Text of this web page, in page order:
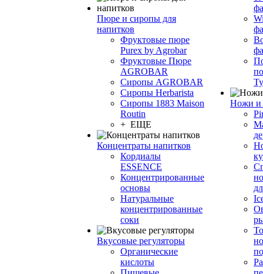
Пюре и сиропы для
напитков
Фруктовые пюре
Purex by Agrobar
Фруктовые Пюре
AGROBAR
Сиропы AGROBAR
Сиропы Herbarista
Сиропы 1883 Maison
Routin
+ ЕЩЕ
Концентраты напитков
Кордиалы
ESSENCE
Концентрированные
основы
Натуральные
концентрированные
соки
Вкусовые регуляторы
Органические
кислоты
Ножи и